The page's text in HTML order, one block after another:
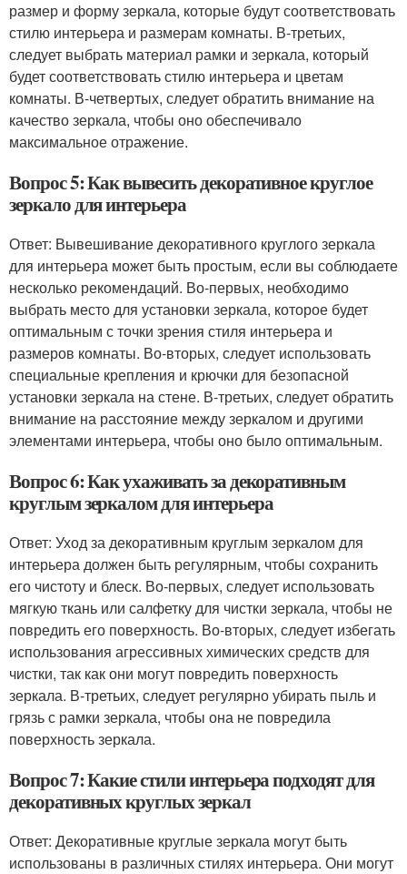
размер и форму зеркала, которые будут соответствовать
стилю интерьера и размерам комнаты. В-третьих,
следует выбрать материал рамки и зеркала, который
будет соответствовать стилю интерьера и цветам
комнаты. В-четвертых, следует обратить внимание на
качество зеркала, чтобы оно обеспечивало
максимальное отражение.
Вопрос 5: Как вывесить декоративное круглое
зеркало для интерьера
Ответ: Вывешивание декоративного круглого зеркала
для интерьера может быть простым, если вы соблюдаете
несколько рекомендаций. Во-первых, необходимо
выбрать место для установки зеркала, которое будет
оптимальным с точки зрения стиля интерьера и
размеров комнаты. Во-вторых, следует использовать
специальные крепления и крючки для безопасной
установки зеркала на стене. В-третьих, следует обратить
внимание на расстояние между зеркалом и другими
элементами интерьера, чтобы оно было оптимальным.
Вопрос 6: Как ухаживать за декоративным
круглым зеркалом для интерьера
Ответ: Уход за декоративным круглым зеркалом для
интерьера должен быть регулярным, чтобы сохранить
его чистоту и блеск. Во-первых, следует использовать
мягкую ткань или салфетку для чистки зеркала, чтобы не
повредить его поверхность. Во-вторых, следует избегать
использования агрессивных химических средств для
чистки, так как они могут повредить поверхность
зеркала. В-третьих, следует регулярно убирать пыль и
грязь с рамки зеркала, чтобы она не повредила
поверхность зеркала.
Вопрос 7: Какие стили интерьера подходят для
декоративных круглых зеркал
Ответ: Декоративные круглые зеркала могут быть
использованы в различных стилях интерьера. Они могут